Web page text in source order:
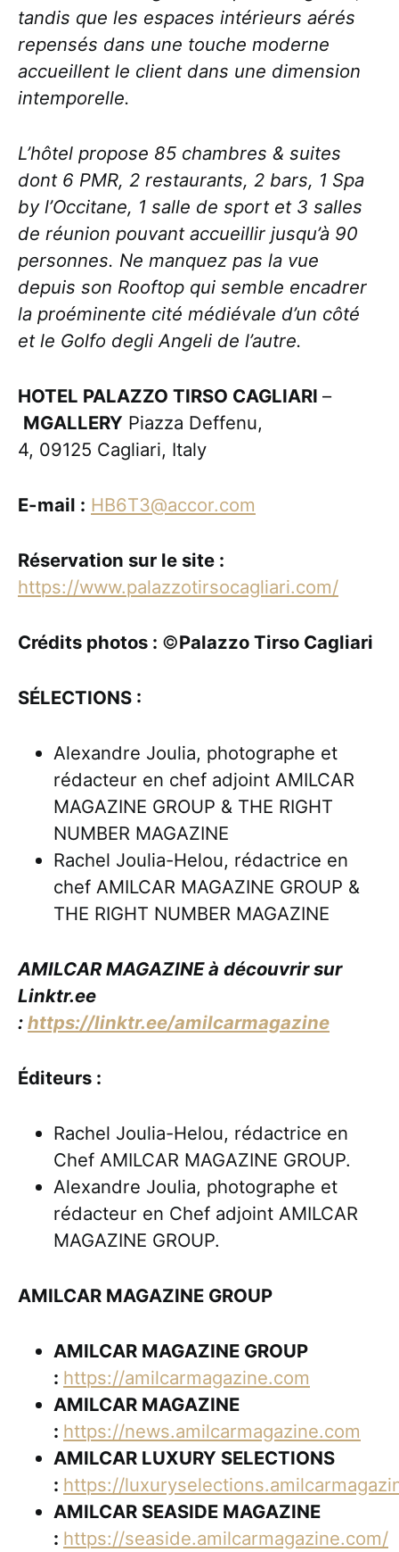
tandis que les espaces intérieurs aérés
repensés dans une touche moderne
accueillent le client dans une dimension
intemporelle.
L’hôtel propose 85 chambres & suites
dont 6 PMR, 2 restaurants, 2 bars, 1 Spa
by l’Occitane, 1 salle de sport et 3 salles
de réunion pouvant accueillir jusqu’à 90
personnes. Ne manquez pas la vue
depuis son Rooftop qui semble encadrer
la proéminente cité médiévale d’un côté
et le Golfo degli Angeli de l’autre.
HOTEL PALAZZO TIRSO CAGLIARI –
MGALLERY Piazza Deffenu,
4, 09125 Cagliari, Italy
E-mail : HB6T3@accor.com
Réservation sur le site :
https://www.palazzotirsocagliari.com/
Crédits photos : ©Palazzo Tirso Cagliari
SÉLECTIONS :
Alexandre Joulia, photographe et
rédacteur en chef adjoint AMILCAR
MAGAZINE GROUP & THE RIGHT
NUMBER MAGAZINE
Rachel Joulia-Helou, rédactrice en
chef AMILCAR MAGAZINE GROUP &
THE RIGHT NUMBER MAGAZINE
AMILCAR MAGAZINE à découvrir sur
Linktr.ee
: https://linktr.ee/amilcarmagazine
Éditeurs :
Rachel Joulia-Helou, rédactrice en
Chef AMILCAR MAGAZINE GROUP.
Alexandre Joulia, photographe et
rédacteur en Chef adjoint AMILCAR
MAGAZINE GROUP.
AMILCAR MAGAZINE GROUP
AMILCAR MAGAZINE GROUP
: https://amilcarmagazine.com
AMILCAR MAGAZINE
: https://news.amilcarmagazine.com
AMILCAR LUXURY SELECTIONS
: https://
AMILCAR SEASIDE MAGAZINE
: https://seaside.amilcarmagazine.com/